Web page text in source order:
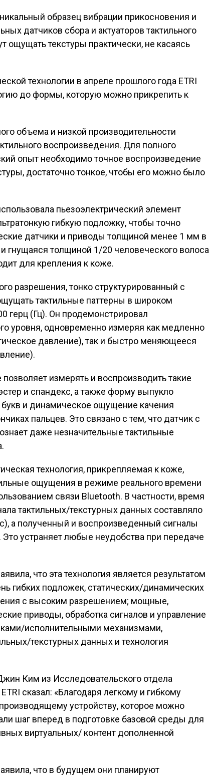
образец вибрации прикосновения и
датчиков сбора и актуаторов тактильного
ощущать текстуры практически, не касаясь
технологии в апреле прошлого года ETRI
до формы, которую можно прикрепить к
объема и низкой производительности
воспроизведения. Для полного
опыт необходимо точное воспроизведение
достаточно тонкое, чтобы его можно было
пьезоэлектрический элемент
гибкую подложку, чтобы точно
датчики и приводы толщиной менее 1 мм в
гнущаяся толщиной 1/20 человеческого волоса
для крепления к коже.
разрешения, тонко структурированный с
тактильные паттерны в широком
герц (Гц). Он продемонстрировал
уровня, одновременно измеряя как медленно
давление), так и быстро меняющееся
измерять и воспроизводить такие
и спандекс, а также форму выпукло
и динамическое ощущение качения
пальцев. Это связано с тем, что датчик с
даже незначительные тактильные
технология, прикрепляемая к коже,
ощущения в режиме реального времени
связи Bluetooth. В частности, время
тактильных/текстурных данных составляло
а полученный и воспроизведенный сигналы
устраняет любые неудобства при передаче
что эта технология является результатом
гибких подложек, статических/динамических
с высоким разрешением; мощные,
приводы, обработка сигналов и управление
исполнительными механизмами,
текстурных данных и технология
Ким из Исследовательского отдела
сказал: «Благодаря легкому и гибкому
устройству, которое можно
шаг вперед в подготовке базовой среды для
виртуальных/ контент дополненной
что в будущем они планируют